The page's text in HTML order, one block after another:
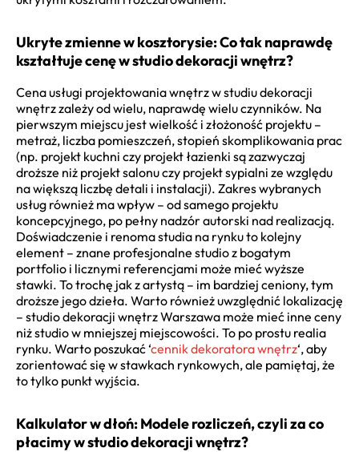
Ukryte zmienne w kosztorysie: Co tak naprawdę
kształtuje cenę w studio dekoracji wnętrz?
Cena usługi projektowania wnętrz w studiu dekoracji
wnętrz zależy od wielu, naprawdę wielu czynników. Na
pierwszym miejscu jest wielkość i złożoność projektu –
metraż, liczba pomieszczeń, stopień skomplikowania prac
(np. projekt kuchni czy projekt łazienki są zazwyczaj
droższe niż projekt salonu czy projekt sypialni ze względu
na większą liczbę detali i instalacji). Zakres wybranych
usług również ma wpływ – od samego projektu
koncepcyjnego, po pełny nadzór autorski nad realizacją.
Doświadczenie i renoma studia na rynku to kolejny
element – znane profesjonalne studio z bogatym
portfolio i licznymi referencjami może mieć wyższe
stawki. To trochę jak z artystą – im bardziej ceniony, tym
droższe jego dzieła. Warto również uwzględnić lokalizację
– studio dekoracji wnętrz Warszawa może mieć inne ceny
niż studio w mniejszej miejscowości. To po prostu realia
rynku. Warto poszukać ‘cennik dekoratora wnętrz‘, aby
zorientować się w stawkach rynkowych, ale pamiętaj, że
to tylko punkt wyjścia.
Kalkulator w dłoń: Modele rozliczeń, czyli za co
płacimy w studio dekoracji wnętrz?